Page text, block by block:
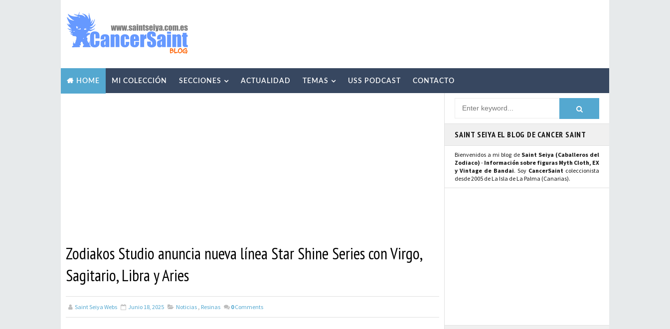
HOME MI COLECCIÓN SECCIONES ACTUALIDAD TEMAS USS PODCAST CONTACTO
Zodiakos Studio anuncia nueva línea Star Shine Series con Virgo,
Sagitario, Libra y Aries
Saint Seiya Webs Junio 18, 2025 Noticias , Resinas 0 Comments
SAINT SEIYA EL BLOG DE CANCER SAINT
Bienvenidos a mi blog de Saint Seiya (Caballeros del
Zodiaco) - Información sobre figuras Myth Cloth, EX
y Vintage de Bandai. Soy CancerSaint coleccionista
desde 2005 de La Isla de La Palma (Canarias).